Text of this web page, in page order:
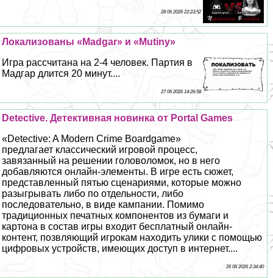
28 06 2026 22:23:52
Локализованы «Madgar» и «Mutiny»
Игра рассчитана на 2-4 человек. Партия в
Мадгар длится 20 минут....
27 06 2026 14:26:58
Detective. Детективная новинка от Portal Games
«Detective: A Modern Crime Boardgame»
предлагает классический игровой процесс,
завязанный на решении головоломок, но в него
добавляются онлайн-элементы. В игре есть сюжет,
представленный пятью сценариями, которые можно
разыгрывать либо по отдельности, либо
последовательно, в виде кампании. Помимо
традиционных печатных компонентов из бумаги и
картона в состав игры входит бесплатный онлайн-
контент, позвляющий игрокам находить улики с помощью
цифровых устройств, имеющих доступ в интернет....
26 06 2026 2:34:40